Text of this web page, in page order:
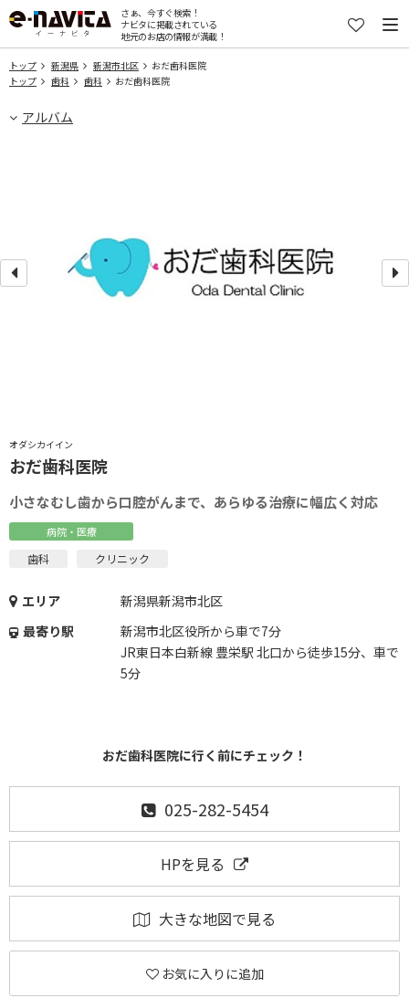
さぁ、今すぐ検索！
ナビタに掲載されている
地元のお店の情報が満載！
トップ 新潟県 新潟市北区
おだ歯科医院
トップ
歯科 歯科 おだ歯科医院
アルバム
オダシカイイン
おだ歯科医院
小さなむし歯から口腔がんまで、あらゆる治療に幅広く対応
病院・医療
歯科 クリニック
エリア
新潟県新潟市北区
最寄り駅
新潟市北区役所から車で7分
JR東日本白新線 豊栄駅 北口から徒歩15分、車で
5分
おだ歯科医院に行く前にチェック！
025-282-5454
HPを見る
大きな地図で見る
お気に入りに追加